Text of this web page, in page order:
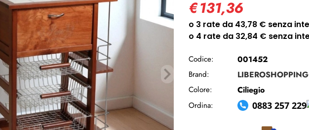
Hai perso la password?
€131,36
Codice: 001452
Brand: LIBEROSHOPPING
Colore: Ciliegio
Ordina: 0883 257 229